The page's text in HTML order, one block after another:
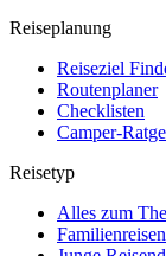
Reiseplanung
Reiseziel
Routenplaner
Checklisten
Camper-
Reisetyp
Alles zum
Familienreisen